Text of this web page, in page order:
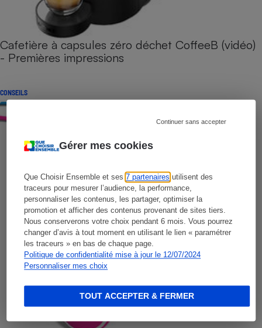
Gérer mes cookies
Que Choisir Ensemble et ses7 partenaires utilisent des
traceurs pour mesurer l’audience, la performance,
personnaliser les contenus, les partager, optimiser la
promotion et afficher des contenus provenant de sites tiers.
Nous conserverons votre choix pendant 6 mois. Vous pourrez
changer d’avis à tout moment en utilisant le lien « paramétrer
les traceurs » en bas de chaque page.
Politique de confidentialité mise à jour le 12/07/2024
Personnaliser mes choix
Continuer sans accepter
TOUT ACCEPTER & FERMER
Cafetière à capsules zéro déchet CoffeeB (vidéo)
- Premières impressions
CONSEILS